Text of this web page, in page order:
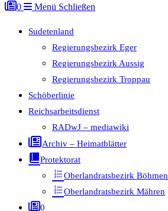
0 Menü Schließen
Sudetenland
Regierungsbezirk Eger
Regierungsbezirk Aussig
Regierungsbezirk Troppau
Schöberlinie
Reichsarbeitsdienst
RADwJ – mediawiki
Archiv – Heimatblätter
Protektorat
Oberlandratsbezirk Böhmen
Oberlandratsbezirk Mähren
0